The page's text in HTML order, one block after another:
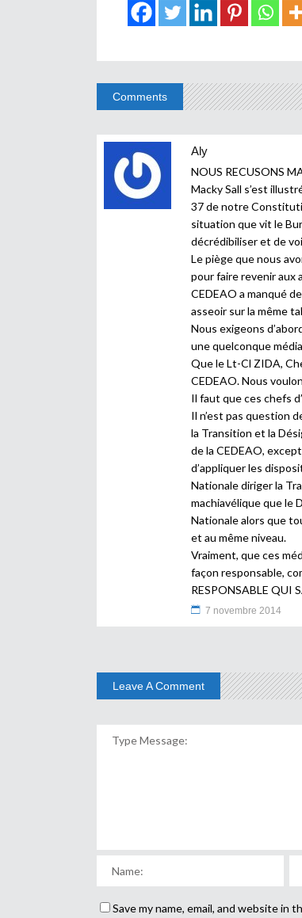
Comments
Aly
NOUS RECUSONS
Macky Sall s’est
37 de notre
situation que vit le
décrédibiliser et de
Le piège que nous
pour faire revenir aux
CEDEAO a manqué
asseoir sur la même
Nous exigeons
une quelconque
Que le Lt-Cl ZIDA,
CEDEAO. Nous
Il faut que ces chefs
Il n’est pas question
la Transition et la
de la CEDEAO,
d’appliquer les
Nationale diriger la
machiavélique que le
Nationale alors que
et au même niveau.
Vraiment, que ces
façon responsable,
RESPONSABLE QUI
7 novembre 2014
Leave A Comment
Save my name, email, and website